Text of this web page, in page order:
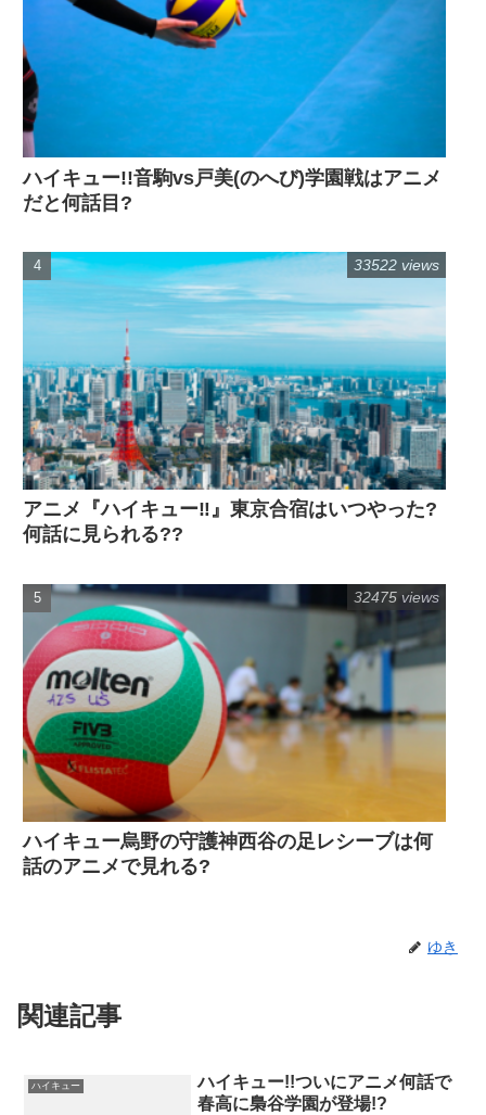
ハイキュー!!音駒vs戸美(のへび)学園戦はアニメ
だと何話目?
アニメ『ハイキュー‼』東京合宿はいつやった?
何話に見られる??
33522 views
ハイキュー烏野の守護神西谷の足レシーブは何
話のアニメで見れる?
32475 views
ゆき
関連記事
ハイキュー
ハイキュー!!ついにアニメ何話で
春高に梟谷学園が登場!?